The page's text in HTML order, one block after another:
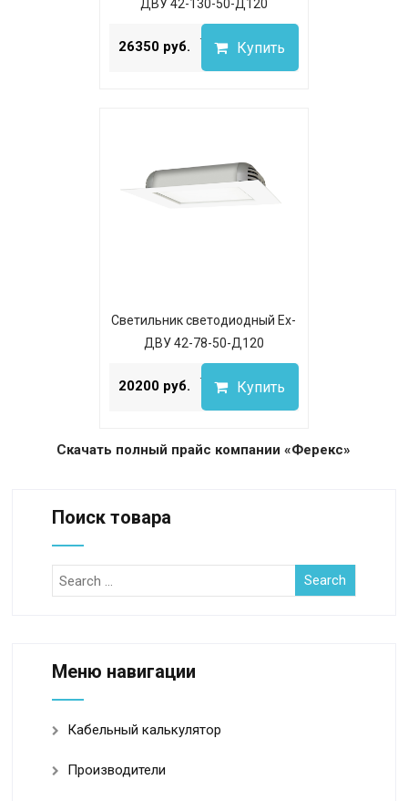
ДВУ 42-130-50-Д120
...
26350 руб. Купить
Светильник светодиодный Ex-
ДВУ 42-78-50-Д120
...
20200 руб. Купить
Скачать полный прайс компании «Ферекс»
Поиск товара
Меню навигации
Кабельный калькулятор
Производители